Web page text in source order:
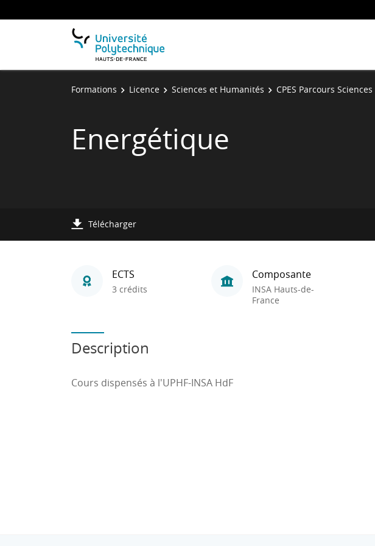
Formations Licence Sciences et Humanités CPES Parcours Sciences
Energétique
Télécharger
ECTS
3 crédits
Composante
INSA Hauts-de-
France
Description
Cours dispensés à l'UPHF-INSA HdF